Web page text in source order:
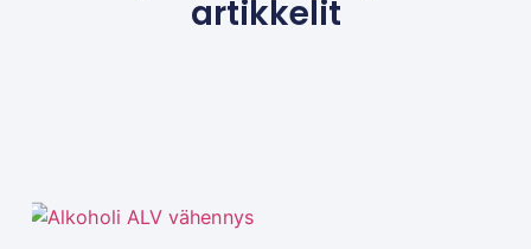
artikkelit